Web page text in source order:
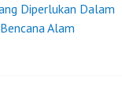
Diperlukan Dalam
Alam